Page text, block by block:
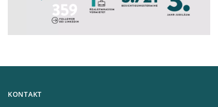
KONTAKT